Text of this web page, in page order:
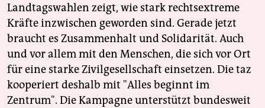
Landtagswahlen zeigt, wie stark rechtsextreme
Kräfte inzwischen geworden sind. Gerade jetzt
braucht es Zusammenhalt und Solidarität. Auch
und vor allem mit den Menschen, die sich vor Ort
für eine starke Zivilgesellschaft einsetzen. Die taz
kooperiert deshalb mit "Alles beginnt im
Zentrum". Die Kampagne unterstützt bundesweit